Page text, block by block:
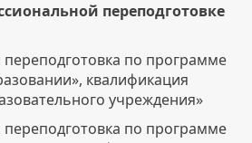
переподготовке
по программе
квалификация
учреждения»
по программе